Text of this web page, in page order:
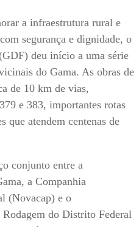
a infraestrutura rural e
segurança e dignidade, o
deu início a uma série
do Gama. As obras de
de 10 km de vias,
e 383, importantes rotas
que atendem centenas de
conjunto entre a
a Companhia
(Novacap) e o
Rodagem do Distrito Federal